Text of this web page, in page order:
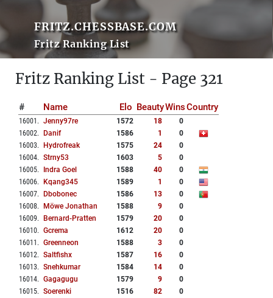
FRITZ.CHESSBASE.COM
Fritz Ranking List
Fritz Ranking List - Page 321
# Name Elo BeautyWinsCountry
16001 . Jenny97re 1572 18
0
16002. Danif 1586 1
0
16003. Hydrofreak 1575 24
0
16004. Strny53 1603 5
0
16005. Indra Goel 1588 40
0
16006. Kqang345 1589 1
0
16007. Dbobonec 1586 13
0
16008. Möwe Jonathan 1588 9
0
16009. Bernard-Pratten 1579 20
0
16010. Gcrema 1612 20
0
16011 . Greenneon 1588 3
0
16012. Saltfishx 1587 16
0
16013. Snehkumar 1584 14
0
16014. Gagagugu 1579 9
0
16015. Soerenki 1516 82
0